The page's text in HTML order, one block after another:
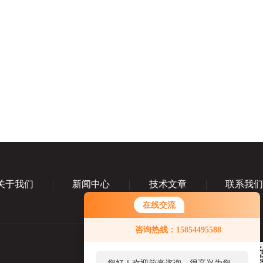
在线交流
咨询热线：15854495588
于我们 新闻中心 技术文章 联系我们